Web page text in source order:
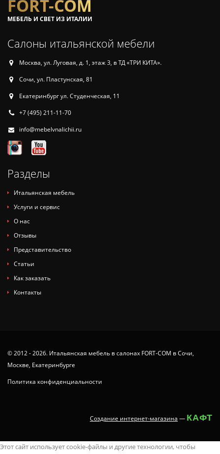
FORT-COM
МЕБЕЛЬ И СВЕТ ИЗ ИТАЛИИ
Салоны итальянской мебели
Москва, ул. Луговая, д. 1, этаж 3, в ТД «ТРИ КИТА».
Сочи, ул. Пластунская, 81
Екатеринбург ул. Студенческая, 11
+7 (495) 211-11-70
info@mebelvnalichii.ru
Разделы
Итальянская мебель
Услуги и сервис
О нас
Отзывы
Представительство
Статьи
Как заказать
Контакты
© 2012 - 2026. Итальянская мебель в салонах FORT-COM в Сочи,
Москве, Екатеринбурге
Политика конфиденциальности
Создание интернет-магазина — КАФТ
tamil
x
animaltube
deshi
juy-
ang
you
ang
nude
neha
latest
سكس
masaladei
xx.videos
dissidia
Этот сайт использует cookie-файлы и другие технологии, чтобы